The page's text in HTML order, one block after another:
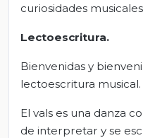
curiosidades
Lectoescritura.
Bienvenidas y
lectoescritura musical.
El vals es una danza
de interpretar y se